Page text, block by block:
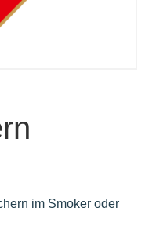
im Smoker oder